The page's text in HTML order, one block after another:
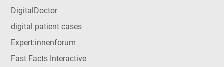
DigitalDoctor
digital patient cases
Expert:innenforum
Fast Facts Interactive